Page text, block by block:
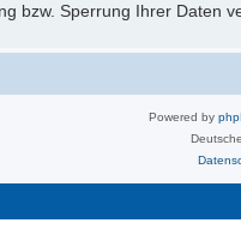
bzw. Sperrung Ihrer Daten
Powered by